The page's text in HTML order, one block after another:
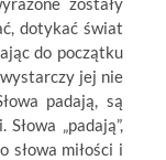
dotykać świat
do początku
jej nie
padają, są
„padają”,
słowa miłości i